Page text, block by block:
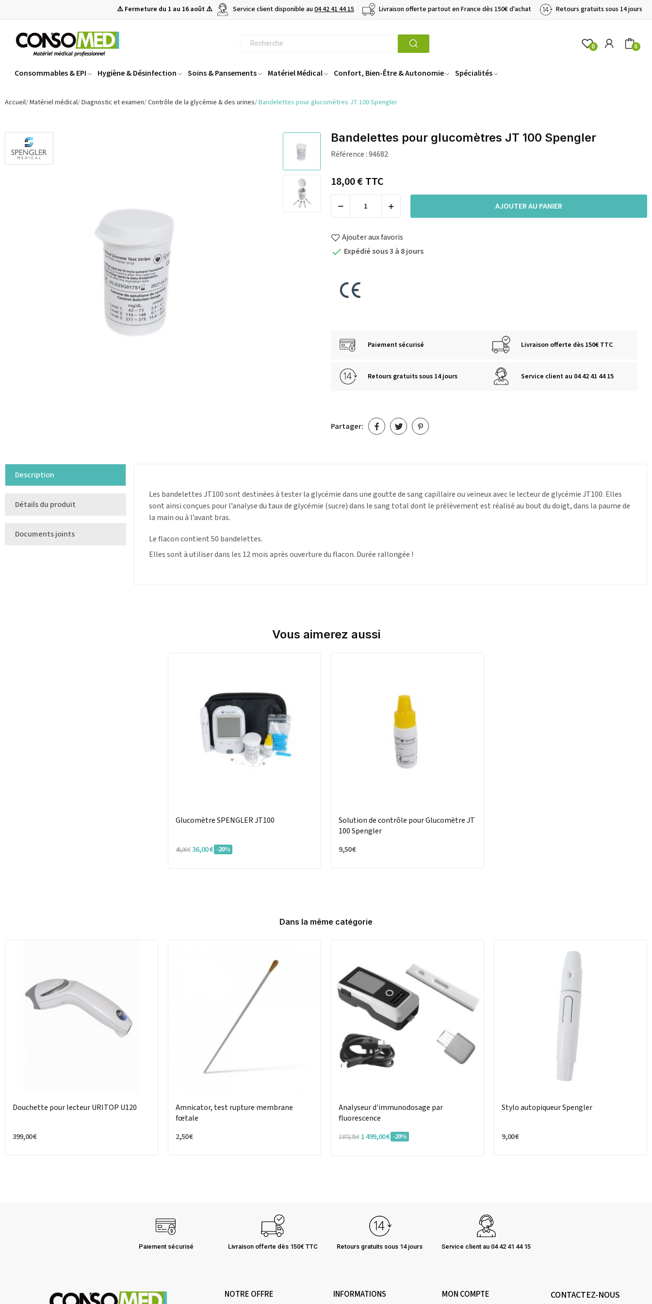
⚠️ Fermeture du 1 au 16 août ⚠️ Service client disponible au04 42 41 44 15 Livraison offerte partout en France dès 150€ d'achat Retours gratuits sous 14 jours
0 0
Consommables & EPI Hygiène & Désinfection Soins & Pansements Matériel Médical Confort, Bien-Être & Autonomie Spécialités
Accueil Matériel médical Diagnostic et examen Contrôle de la glycémie & des urines Bandelettes pour glucomètres JT 100 Spengler
Bandelettes pour glucomètres JT 100 Spengler
Référence :94682
18,00 €TTC
AJOUTER AU PANIER
Ajouter aux favoris
 Expédié sous 3 à 8 jours
Paiement sécurisé Livraison offerte dès 150€ TTC
Retours gratuits sous 14 jours Service client au 04 42 41 44 15
Partager:
Description
Détails du produit
Documents joints
Les bandelettes JT100 sont destinées à tester la glycémie dans une goutte de sang capillaire ou veineux avec le lecteur de glycémie JT100. Elles
sont ainsi conçues pour l’analyse du taux de glycémie (sucre) dans le sang total dont le prélèvement est réalisé au bout du doigt, dans la paume de
la main ou à l’avant bras.
Le flacon contient 50 bandelettes.
Elles sont à utiliser dans les 12 mois après ouverture du flacon. Durée rallongée !
Vous aimerez aussi
Glucomètre SPENGLER JT100
45,00 € 36,00 € -20%
Solution de contrôle pour Glucomètre JT
100 Spengler
9,50 €
Dans la même catégorie
Douchette pour lecteur URITOP U120
399,00 €
Amnicator, test rupture membrane
fœtale
2,50 €
Analyseur d'immunodosage par
fluorescence
1 873,75 € 1 499,00 € -20%
Stylo autopiqueur Spengler
9,00 €
Paiement sécurisé Livraison offerte dès 150€ TTC Retours gratuits sous 14 jours Service client au 04 42 41 44 15
NOTRE OFFRE INFORMATIONS MON COMPTE CONTACTEZ-NOUS